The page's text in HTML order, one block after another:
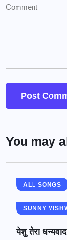
You may
ALL SONGS
SUNNY
येशु तेरा